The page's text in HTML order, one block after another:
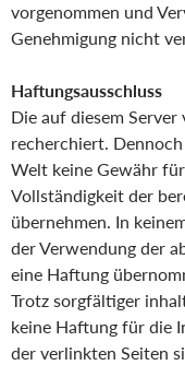
vorgenommen und
Genehmigung nicht
Haftungsausschluss
Die auf diesem
recherchiert.
Welt keine Gewähr
Vollständigkeit der
übernehmen. In
der Verwendung der
eine Haftung
Trotz sorgfältiger
keine Haftung für die
der verlinkten Seiten